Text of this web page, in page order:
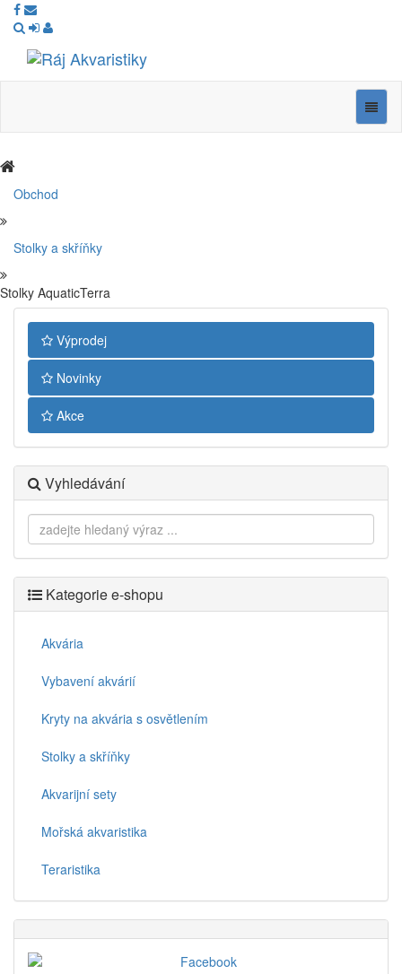
Ráj
Obchod
Stolky a skříňky
Stolky AquaticTerra
Výprodej
Novinky
Akce
Vyhledávání
Kategorie e-shopu
Akvária
Vybavení akvárií
Kryty na akvária s osvětlením
Stolky a skříňky
Akvarijní sety
Mořská akvaristika
Teraristika